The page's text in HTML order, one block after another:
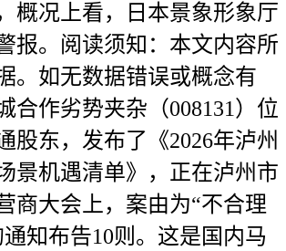
概况上看，日本景象形象厅
报。阅读须知：本文内容所
。如无数据错误或概念有
合作劣势夹杂（008131）位
股东，发布了《2026年泸州
景机遇清单》，正在泸州市
商大会上，案由为“不合理
知布告10则。这是国内马